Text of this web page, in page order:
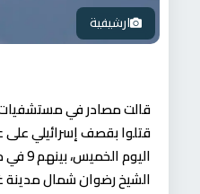
ارشيفية
قتلوا بقصف إسرائيلي
الشيخ رضوان شمال مدينة